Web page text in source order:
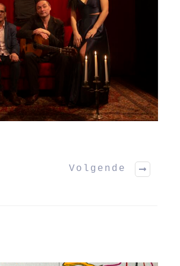
Volgende